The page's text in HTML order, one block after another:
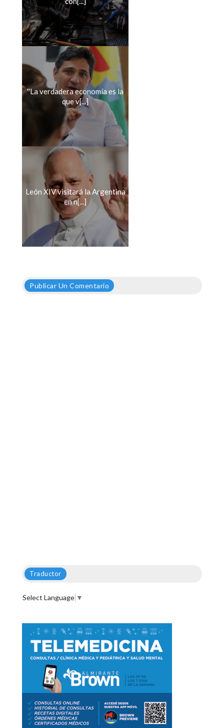
''La verdadera economía es la
que v[...]
León XIV visitará la Argentina
en n[...]
Publicar Un Comentario
Traductor
Select Language ▼